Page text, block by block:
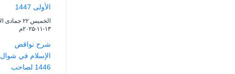
الأولى 1447
۱۳-۱۱-۲۰۲۵م
شرح نواقض
الإسلام في شوال
1446 لصاحب